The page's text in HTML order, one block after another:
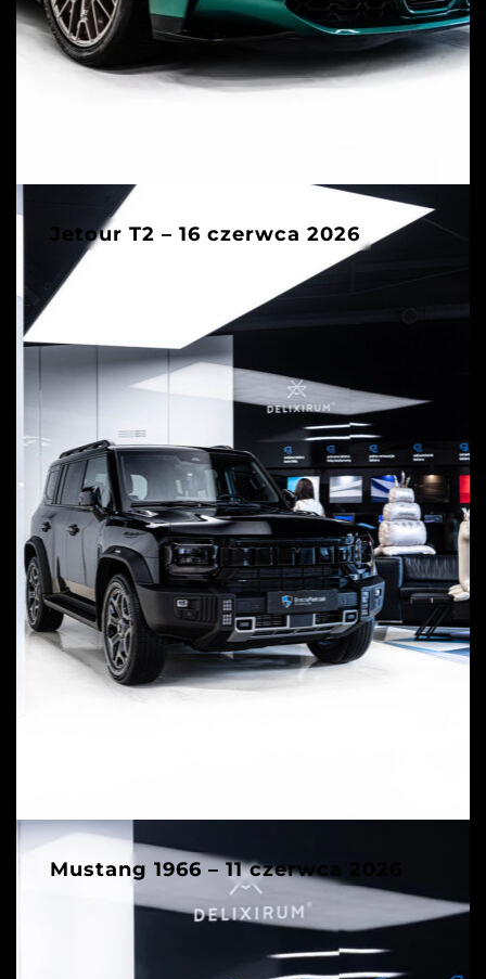
Jetour T2 – 16 czerwca 2026
Mustang 1966 – 11 czerwca 2026